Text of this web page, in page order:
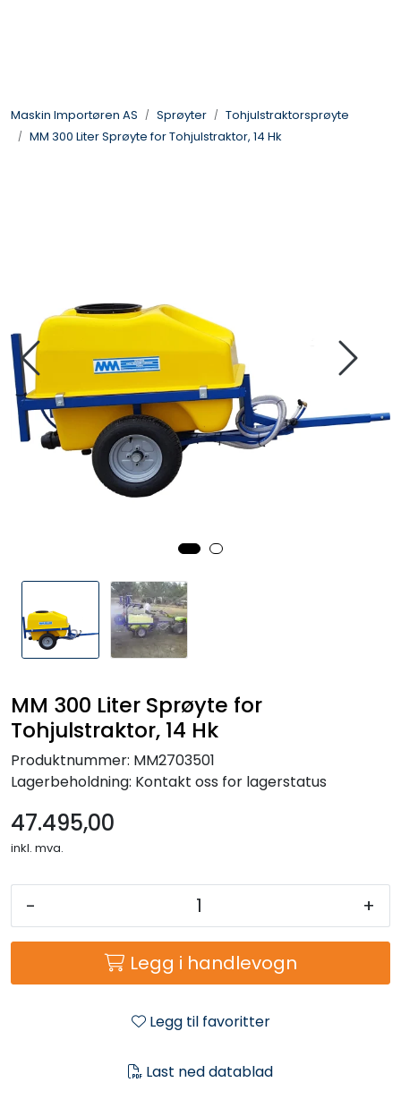
Maskin Importøren AS Sprøyter
Tohjulstraktorsprøyte
MM 300 Liter Sprøyte for Tohjulstraktor, 14 Hk
MM 300 Liter Sprøyte for
Tohjulstraktor, 14 Hk
Produktnummer: MM2703501
Lagerbeholdning: Kontakt oss for lagerstatus
47.495,00
inkl. mva.
- +
Legg i handlevogn
Legg til favoritter
Last ned datablad
Sprøyter
ATV & Plentraktorutstyr
Tilbehør
Reservedeler
Ryggsprøyte
Elektriske Maskiner
Kampanje
Kataloger